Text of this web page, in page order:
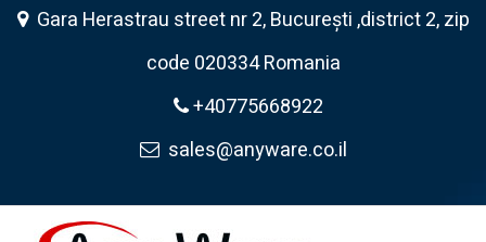
Gara Herastrau street nr 2, București ,district 2, zip
code 020334 Romania
+40775668922
sales@anyware.co.il